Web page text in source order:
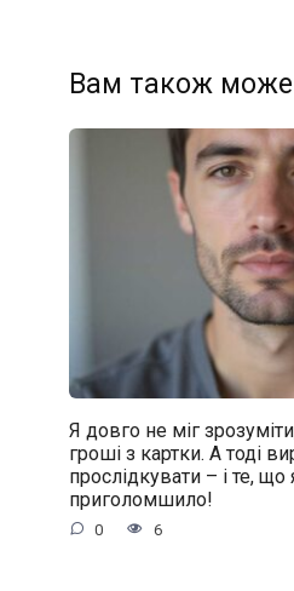
Вам також
Я довго не міг
гроші з картки. А тоді
прослідкувати – і те,
приголомшило!
0 6